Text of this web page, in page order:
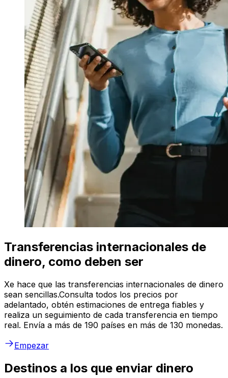
Transferencias internacionales de
dinero, como deben ser
Xe hace que las transferencias internacionales de dinero
sean sencillas.Consulta todos los precios por
adelantado, obtén estimaciones de entrega fiables y
realiza un seguimiento de cada transferencia en tiempo
real. Envía a más de 190 países en más de 130 monedas.
Empezar
Destinos a los que enviar dinero